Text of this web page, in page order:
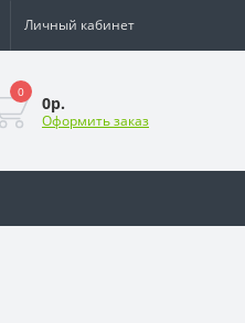
Личный кабинет
0
0р.
Оформить заказ